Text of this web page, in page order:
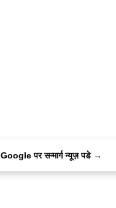
Google पर सन्मार्ग न्यूज़ पडे →